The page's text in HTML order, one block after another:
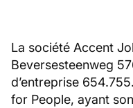
La société Accent
Beversesteenweg
d’entreprise
for People, ayant